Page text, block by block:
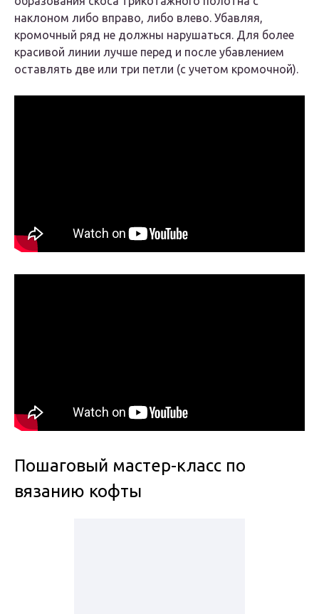
наклоном либо вправо, либо влево. Убавляя,
кромочный ряд не должны нарушаться. Для более
красивой линии лучше перед и после убавлением
оставлять две или три петли (с учетом кромочной).
Пошаговый мастер-класс по
вязанию кофты